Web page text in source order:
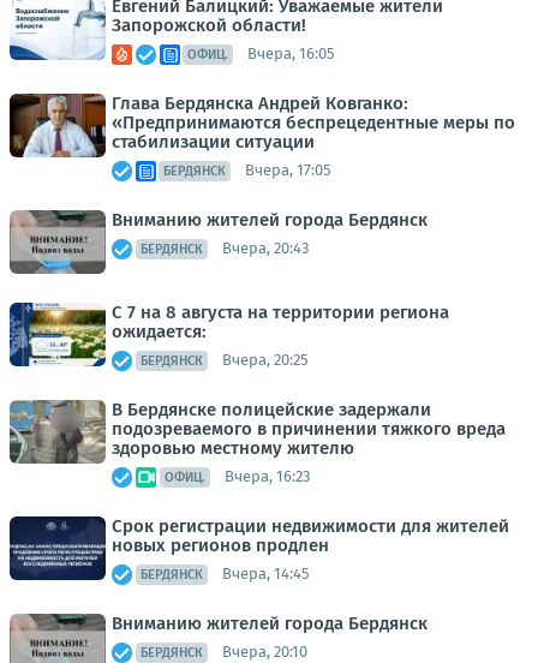
Евгений Балицкий: Уважаемые жители
Запорожской области!
ОФИЦ. Вчера, 16:05
Глава Бердянска Андрей Ковганко:
«Предпринимаются беспрецедентные меры по
стабилизации ситуации
БЕРДЯНСК Вчера, 17:05
Вниманию жителей города Бердянск
БЕРДЯНСК Вчера, 20:43
С 7 на 8 августа на территории региона
ожидается:
БЕРДЯНСК Вчера, 20:25
В Бердянске полицейские задержали
подозреваемого в причинении тяжкого вреда
здоровью местному жителю
ОФИЦ. Вчера, 16:23
Срок регистрации недвижимости для жителей
новых регионов продлен
БЕРДЯНСК Вчера, 14:45
Вниманию жителей города Бердянск
БЕРДЯНСК Вчера, 20:10